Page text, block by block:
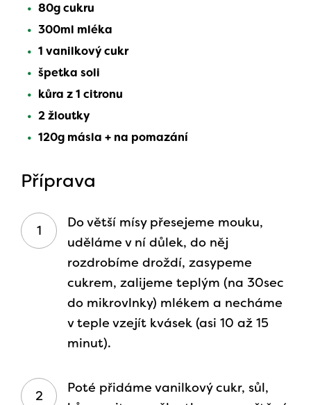
80g cukru
300ml mléka
1 vanilkový cukr
špetka soli
kůra z 1 citronu
2 žloutky
120g másla + na pomazání
Příprava
Do větší mísy přesejeme mouku,
uděláme v ní důlek, do něj
rozdrobíme droždí, zasypeme
cukrem, zalijeme teplým (na 30sec
do mikrovlnky) mlékem a necháme
v teple vzejít kvásek (asi 10 až 15
minut).
Poté přidáme vanilkový cukr, sůl,